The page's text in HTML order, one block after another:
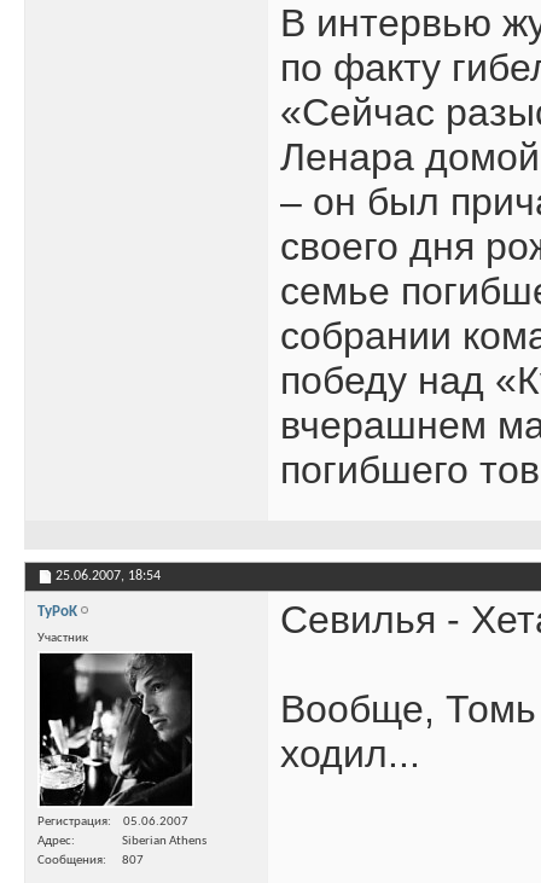
В интервью
по факту
«Сейчас
Ленара
– он был
своего дня
семье
собрании
победу над
вчерашнем
погибшего
25.06.2007, 18:54
TyPoK
Участник
Регистрация
05.06.2007
Адрес
Siberian Athens
Сообщения
807
Севилья -
Вообще, Томь
ходил...